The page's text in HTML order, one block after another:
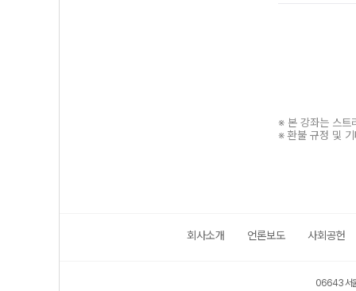
※ 본 강좌는 스트
※ 환불 규정 및
회사소개 언론보도 사회공헌
06643 서